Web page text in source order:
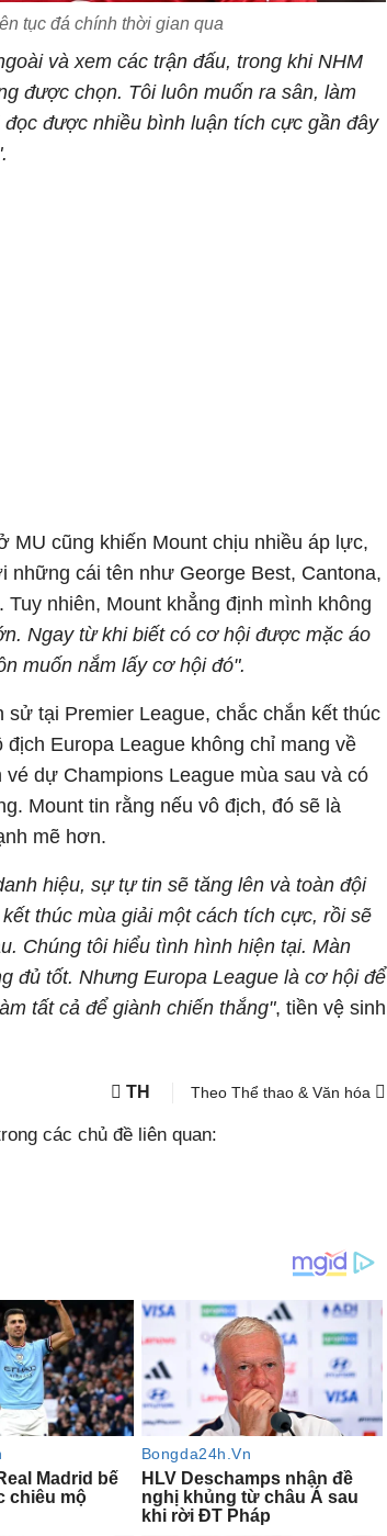
tục đá chính thời gian qua
và xem các trận đấu, trong khi NHM
được chọn. Tôi luôn muốn ra sân, làm
được nhiều bình luận tích cực gần đây
MU cũng khiến Mount chịu nhiều áp lực,
những cái tên như George Best, Cantona,
nhiên, Mount khẳng định mình không
Ngay từ khi biết có cơ hội được mặc áo
muốn nắm lấy cơ hội đó".
sử tại Premier League, chắc chắn kết thúc
Europa League không chỉ mang về
dự Champions League mùa sau và có
Mount tin rằng nếu vô địch, đó sẽ là
mẽ hơn.
hiệu, sự tự tin sẽ tăng lên và toàn đội
thúc mùa giải một cách tích cực, rồi sẽ
Chúng tôi hiểu tình hình hiện tại. Màn
đủ tốt. Nhưng Europa League là cơ hội để
tất cả để giành chiến thắng", tiền vệ sinh
TH Theo Thể thao & Văn hóa
các chủ đề liên quan: